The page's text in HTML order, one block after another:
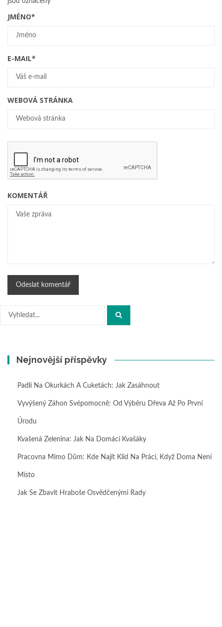
JMÉNO*
E-MAIL*
WEBOVÁ STRÁNKA
KOMENTÁŘ
Hledat:
Nejnovější příspěvky
Padlí Na Okurkách A Cuketách: Jak Zasáhnout
Vyvýšený Záhon Svépomocně: Od Výběru Dřeva Až Po První
Úrodu
Kvašená Zelenina: Jak Na Domácí Kvašáky
Pracovna Mimo Dům: Kde Najít Klid Na Práci, Když Doma Není
Místo
Jak Se Zbavit Hraboše Osvědčenými Rady